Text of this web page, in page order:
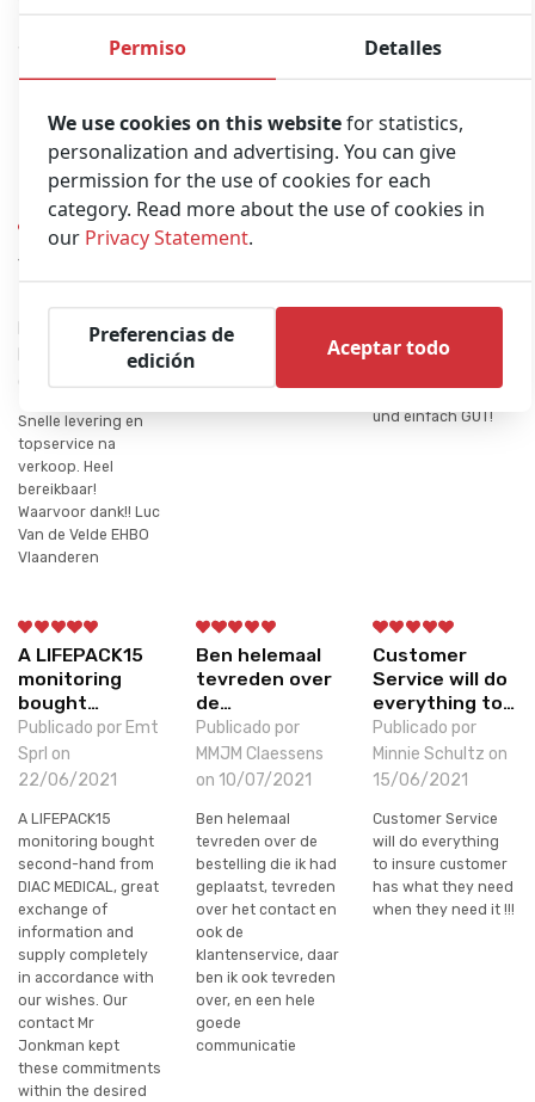
Smiths Medical Graseby 2100 Syringe Pump (New)
Opiniones
Snelle levering
en topservice
na…
Publicado por
EHBO Vlaanderen
on 11/10/2021
Snelle levering en
topservice na
verkoop. Heel
bereikbaar!
Waarvoor dank!! Luc
Van de Velde EHBO
Vlaanderen
material
Publicado por
Andres Climent
06/10/2021
Produkte
Publicado por Dirk
Produkte, Qualität
und einfach GUT!
A LIFEPACK15
monitoring
bought…
Publicado por Emt
Sprl on
22/06/2021
A LIFEPACK15
monitoring bought
second-hand from
DIAC MEDICAL, great
exchange of
information and
supply completely
in accordance with
our wishes. Our
contact Mr
Jonkman kept
these commitments
within the desired
Ben helemaal
tevreden over
de…
Publicado por
MMJM Claessens
on 10/07/2021
Ben helemaal
tevreden over de
bestelling die ik had
geplaatst, tevreden
over het contact en
ook de
klantenservice, daar
ben ik ook tevreden
over, en een hele
goede
communicatie
Customer
Service will do
everything to…
Publicado por
Minnie Schultz on
15/06/2021
Customer Service
will do everything
to insure customer
has what they need
when they need it !!!
Permiso Detalles
We use cookies on this websitefor statistics,
personalization and advertising. You can give
permission for the use of cookies for each
category. Read more about the use of cookies in
our Privacy Statement.
Preferencias de
edición
Aceptar todo